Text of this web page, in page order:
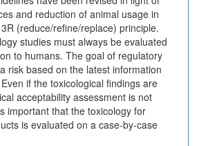
and reduction of animal usage in
(reduce/refine/replace) principle.
studies must always be evaluated
to humans. The goal of regulatory
risk based on the latest information
if the toxicological findings are
acceptability assessment is not
important that the toxicology for
is evaluated on a case-by-case